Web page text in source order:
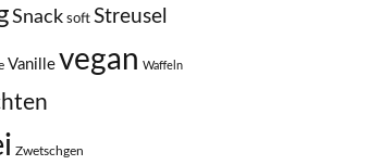
Snack soft Streusel
Vanille vegan Waffeln
Zwetschgen